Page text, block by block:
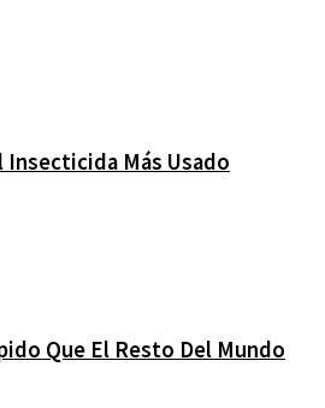
Más Usado
Que El Resto Del Mundo